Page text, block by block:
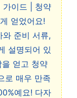
가이드 | 청약
얻었어요!
와 준비 서류,
설명되어 있
얻고 청약
로 매우 만족
예요! 다자